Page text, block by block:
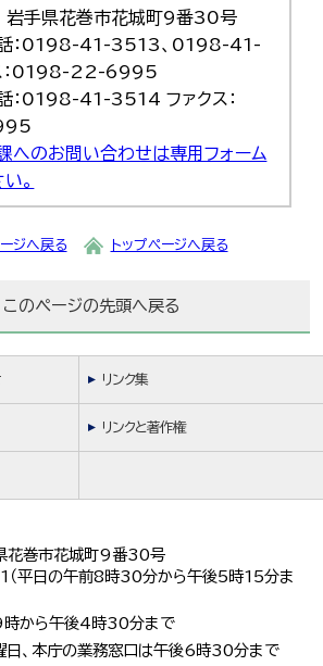
手県花巻市花城町9番30号
：0198-41-3513、0198-41-
：0198-22-6995
：0198-41-3514 ファクス：
へのお問い合わせは専用フォーム
。
ジへ戻る トップページへ戻る
このページの先頭へ戻る
リンク集
リンクと著作権
巻市花城町9番30号
平日の午前8時30分から午後5時15分ま
時から午後4時30分まで
日、本庁の業務窓口は午後6時30分まで